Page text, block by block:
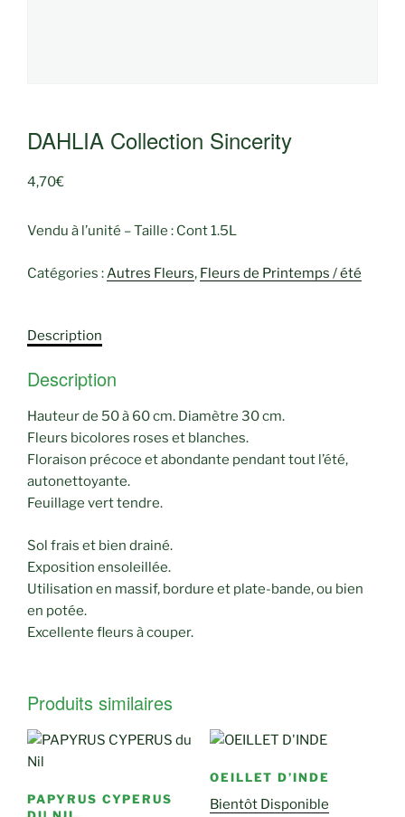
DAHLIA Collection Sincerity
4,70€
Vendu à l’unité – Taille : Cont 1.5L
Catégories : Autres Fleurs, Fleurs de Printemps / été
Description
Description
Hauteur de 50 à 60 cm. Diamètre 30 cm.
Fleurs bicolores roses et blanches.
Floraison précoce et abondante pendant tout l’été,
autonettoyante.
Feuillage vert tendre.
Sol frais et bien drainé.
Exposition ensoleillée.
Utilisation en massif, bordure et plate-bande, ou bien
en potée.
Excellente fleurs à couper.
Produits similaires
PAPYRUS CYPERUS
OEILLET D’INDE
Bientôt Disponible